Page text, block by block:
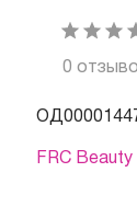
0
FRC Beauty